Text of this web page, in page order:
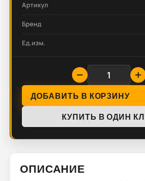
Артикул
Бренд
Ед.изм.
ДОБАВИТЬ В КОРЗИНУ
КУПИТЬ В ОДИН
ОПИСАНИЕ